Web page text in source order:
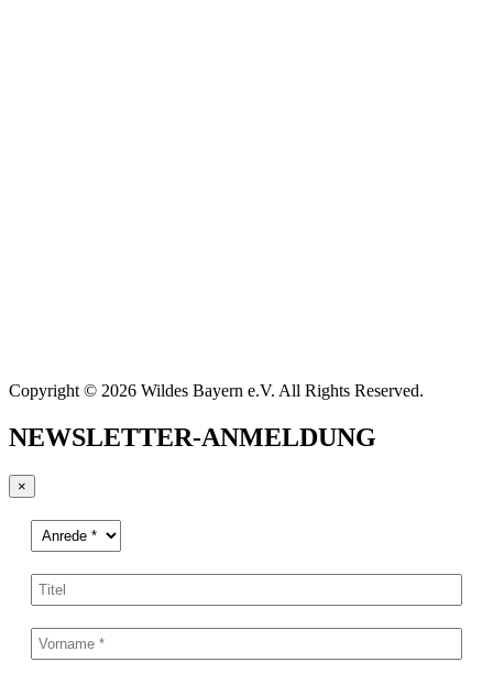
Copyright © 2026 Wildes Bayern e.V. All Rights Reserved.
NEWSLETTER-ANMELDUNG
×